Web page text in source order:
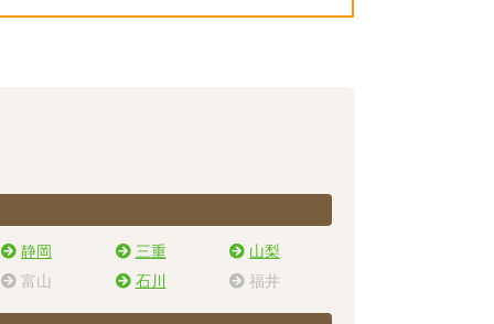
静岡 三重
山梨
富山
石川 福井